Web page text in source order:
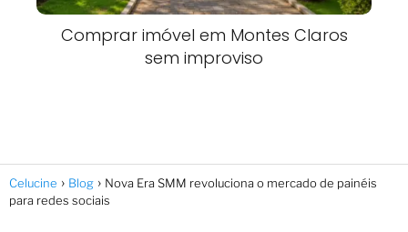
Comprar imóvel em Montes Claros
sem improviso
Celucine Blog
Nova Era SMM revoluciona o mercado de painéis
para redes sociais